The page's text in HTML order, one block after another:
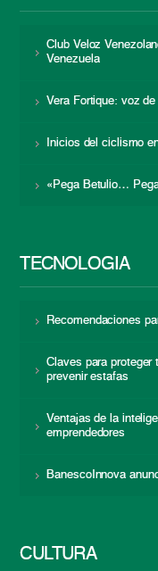
Club Veloz
Venezuela
Vera Fortique: voz
Inicios del ciclismo
«Pega Betulio…
TECNOLOGÍA
Recomendaciones
Claves para proteger
prevenir estafas
Ventajas de la
emprendedores
BanescoInnova
CULTURA